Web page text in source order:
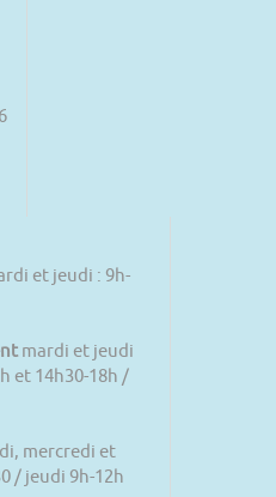
et jeudi : 9h-
mardi et jeudi
et 14h30-18h /
mercredi et
/ jeudi 9h-12h